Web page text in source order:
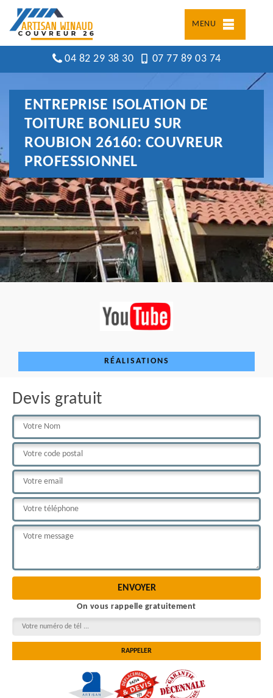
MENU
04 82 29 38 30 07 77 89 03 74
ENTREPRISE ISOLATION DE
TOITURE BONLIEU SUR
ROUBION 26160: COUVREUR
PROFESSIONNEL
RÉALISATIONS
Devis gratuit
On vous rappelle gratuitement